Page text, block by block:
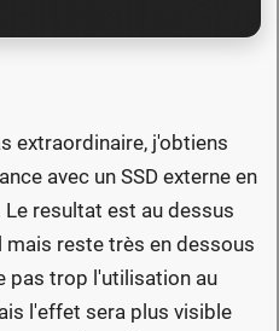
extraordinaire, j'obtiens
avec un SSD externe en
resultat est au dessus
reste très en dessous
pas trop l'utilisation au
l'effet sera plus visible